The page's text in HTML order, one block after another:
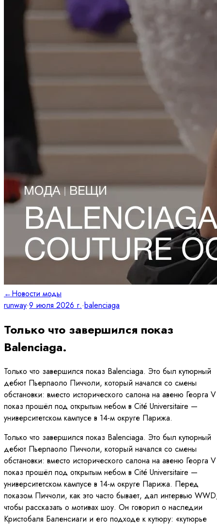
←Новости моды
runway·9 июля 2026 г.·balenciaga
Только что завершился показ
Balenciaga.
Только что завершился показ Balenciaga. Это был кутюрный
дебют Пьерпаоло Пиччоли, который начался со смены
обстановки: вместо исторического салона на авеню Георга V
показ прошёл под открытым небом в Cité Universitaire —
университетском кампусе в 14-м округе Парижа.
Только что завершился показ Balenciaga. Это был кутюрный
дебют Пьерпаоло Пиччоли, который начался со смены
обстановки: вместо исторического салона на авеню Георга V
показ прошёл под открытым небом в Cité Universitaire —
университетском кампусе в 14-м округе Парижа. Перед
показом Пиччоли, как это часто бывает, дал интервью
чтобы рассказать о мотивах шоу. Он говорил о наследии
Кристобаля Баленсиаги и его подходе к кутюру: «кутюрье